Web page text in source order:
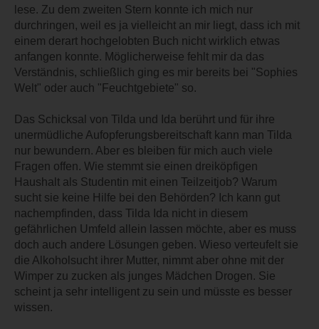
lese. Zu dem zweiten Stern konnte ich mich nur
durchringen, weil es ja vielleicht an mir liegt, dass ich mit
einem derart hochgelobten Buch nicht wirklich etwas
anfangen konnte. Möglicherweise fehlt mir da das
Verständnis, schließlich ging es mir bereits bei "Sophies
Welt" oder auch "Feuchtgebiete" so.
Das Schicksal von Tilda und Ida berührt und für ihre
unermüdliche Aufopferungsbereitschaft kann man Tilda
nur bewundern. Aber es bleiben für mich auch viele
Fragen offen. Wie stemmt sie einen dreiköpfigen
Haushalt als Studentin mit einen Teilzeitjob? Warum
sucht sie keine Hilfe bei den Behörden? Ich kann gut
nachempfinden, dass Tilda Ida nicht in diesem
gefährlichen Umfeld allein lassen möchte, aber es muss
doch auch andere Lösungen geben. Wieso verteufelt sie
die Alkoholsucht ihrer Mutter, nimmt aber ohne mit der
Wimper zu zucken als junges Mädchen Drogen. Sie
scheint ja sehr intelligent zu sein und müsste es besser
wissen.